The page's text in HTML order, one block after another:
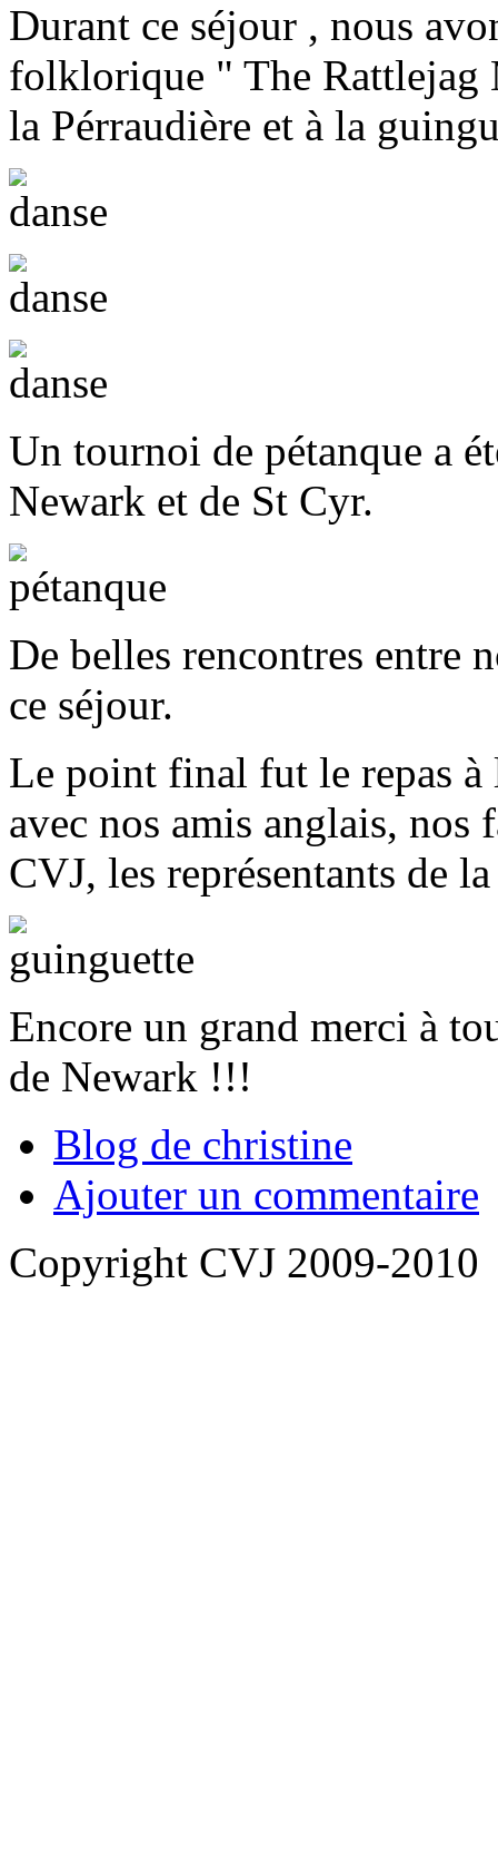
Durant ce séjour , nous
folklorique " The Rattlejag
la Pérraudière et à la
Un tournoi de pétanque a
Newark et de St Cyr.
De belles rencontres entre
ce séjour.
Le point final fut le repas à
avec nos amis anglais, nos
CVJ, les représentants de
Encore un grand merci à
de Newark !!!
Blog de christine
Ajouter un commentaire
Copyright CVJ 2009-2010